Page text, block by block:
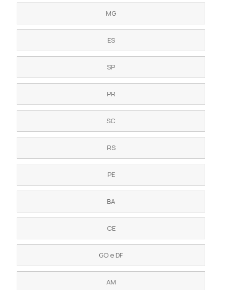
MG
ES
SP
PR
SC
RS
PE
BA
CE
GO e DF
AM